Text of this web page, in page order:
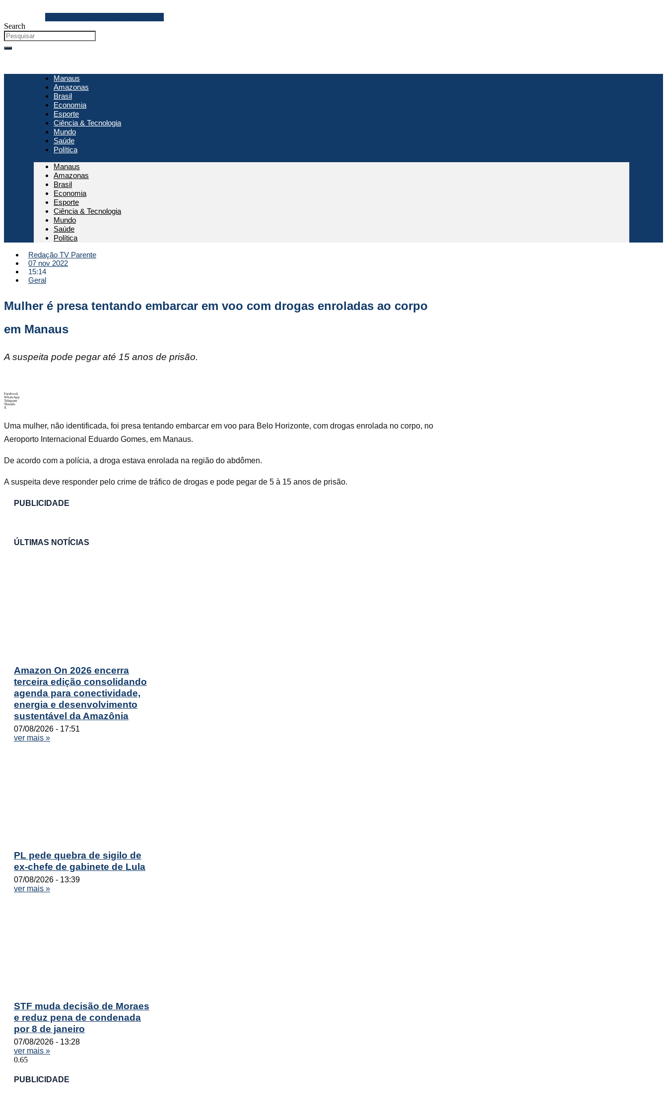
o
conteúdo
Search
Manaus
Amazonas
Brasil
Economia
Esporte
Ciência & Tecnologia
Mundo
Saúde
Política
Manaus
Amazonas
Brasil
Economia
Esporte
Ciência & Tecnologia
Mundo
Saúde
Política
Redação TV Parente
07 nov 2022
15:14
Geral
Mulher é presa tentando embarcar em voo com drogas enroladas ao corpo
em Manaus
A suspeita pode pegar até 15 anos de prisão.
Facebook
WhatsApp
Telegram
Threads
X
Uma mulher, não identificada, foi presa tentando embarcar em voo para Belo Horizonte, com drogas enrolada no corpo, no
Aeroporto Internacional Eduardo Gomes, em Manaus.
De acordo com a polícia, a droga estava enrolada na região do abdômen.
A suspeita deve responder pelo crime de tráfico de drogas e pode pegar de 5 à 15 anos de prisão.
PUBLICIDADE
ÚLTIMAS NOTÍCIAS
Amazon On 2026 encerra
terceira edição consolidando
agenda para conectividade,
energia e desenvolvimento
sustentável da Amazônia
07/08/2026
17:51
ver mais »
PL pede quebra de sigilo de
ex-chefe de gabinete de Lula
07/08/2026
13:39
ver mais »
STF muda decisão de Moraes
e reduz pena de condenada
por 8 de janeiro
07/08/2026
13:28
ver mais »
PUBLICIDADE